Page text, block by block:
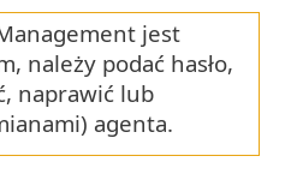
jest
należy podać hasło,
naprawić lub
agenta.